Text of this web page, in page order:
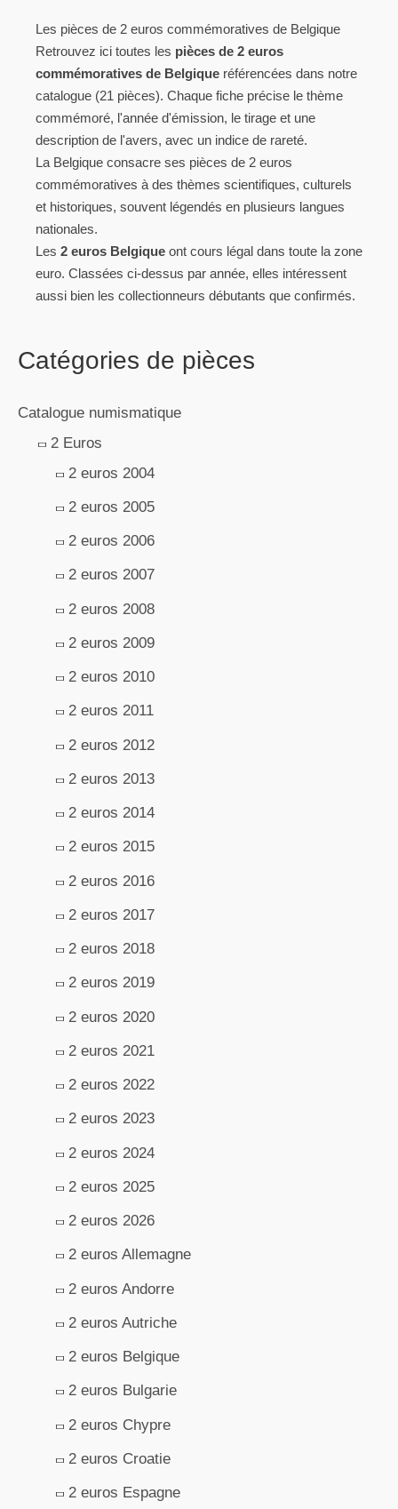
Catégories de pièces
Catalogue numismatique
2 Euros
2 euros 2004
2 euros 2005
2 euros 2006
2 euros 2007
2 euros 2008
2 euros 2009
2 euros 2010
2 euros 2011
2 euros 2012
2 euros 2013
2 euros 2014
2 euros 2015
2 euros 2016
2 euros 2017
2 euros 2018
2 euros 2019
2 euros 2020
2 euros 2021
2 euros 2022
2 euros 2023
2 euros 2024
2 euros 2025
2 euros 2026
2 euros Allemagne
2 euros Andorre
2 euros Autriche
2 euros Belgique
2 euros Bulgarie
2 euros Chypre
2 euros Croatie
2 euros Espagne
Les pièces de 2 euros commémoratives de Belgique
Retrouvez ici toutes les pièces de 2 euros
commémoratives de Belgique référencées dans notre
catalogue (21 pièces). Chaque fiche précise le thème
commémoré, l'année d'émission, le tirage et une
description de l'avers, avec un indice de rareté.
La Belgique consacre ses pièces de 2 euros
commémoratives à des thèmes scientifiques, culturels
et historiques, souvent légendés en plusieurs langues
nationales.
Les 2 euros Belgique ont cours légal dans toute la zone
euro. Classées ci-dessus par année, elles intéressent
aussi bien les collectionneurs débutants que confirmés.